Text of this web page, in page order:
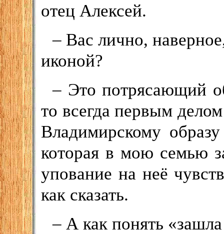
отец Алексей.
– Вас лично,
иконой?
– Это потрясающий
то всегда первым
Владимирскому
которая в мою семью
упование на неё
как сказать.
– А как понять